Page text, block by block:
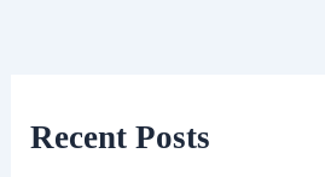
Recent Posts